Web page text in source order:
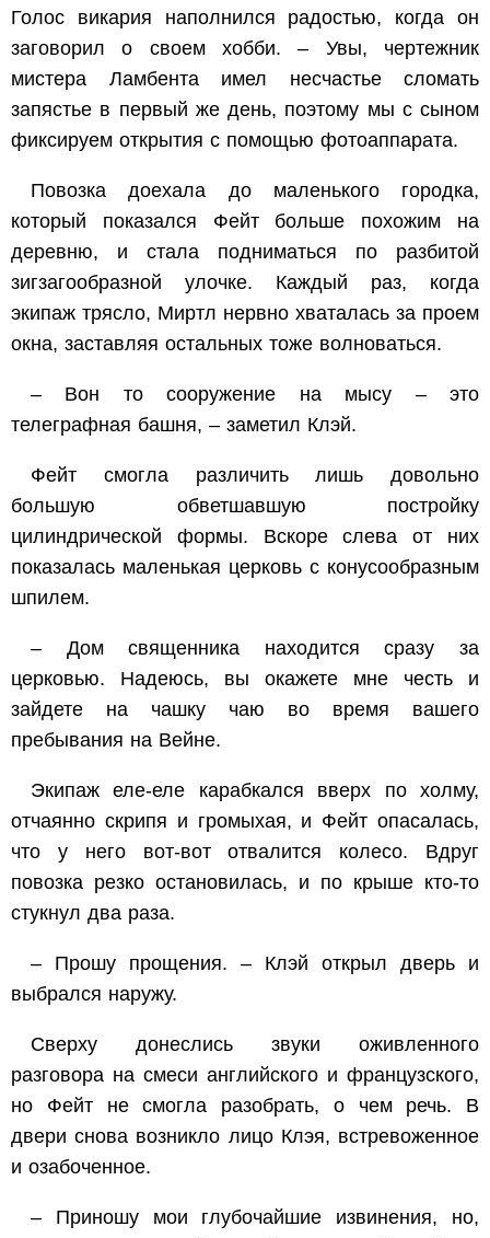
Голос викария наполнился радостью, когда он
заговорил о своем хобби. – Увы, чертежник
мистера Ламбента имел несчастье сломать
запястье в первый же день, поэтому мы с сыном
фиксируем открытия с помощью фотоаппарата.
Повозка доехала до маленького городка,
который показался Фейт больше похожим на
деревню, и стала подниматься по разбитой
зигзагообразной улочке. Каждый раз, когда
экипаж трясло, Миртл нервно хваталась за проем
окна, заставляя остальных тоже волноваться.
– Вон то сооружение на мысу – это
телеграфная башня, – заметил Клэй.
Фейт смогла различить лишь довольно
большую обветшавшую постройку
цилиндрической формы. Вскоре слева от них
показалась маленькая церковь с конусообразным
шпилем.
– Дом священника находится сразу за
церковью. Надеюсь, вы окажете мне честь и
зайдете на чашку чаю во время вашего
пребывания на Вейне.
Экипаж еле-еле карабкался вверх по холму,
отчаянно скрипя и громыхая, и Фейт опасалась,
что у него вот-вот отвалится колесо. Вдруг
повозка резко остановилась, и по крыше кто-то
стукнул два раза.
– Прошу прощения. – Клэй открыл дверь и
выбрался наружу.
Сверху донеслись звуки оживленного
разговора на смеси английского и французского,
но Фейт не смогла разобрать, о чем речь. В
двери снова возникло лицо Клэя, встревоженное
и озабоченное.
– Приношу мои глубочайшие извинения, но,